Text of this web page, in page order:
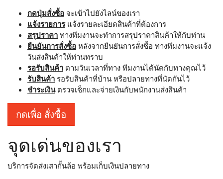
กดปุ่มสั่งซื้อ จะเข้าไปยังไลน์ของเรา
แจ้งรายการแจ้งรายละเอียดสินค้าที่ต้องการ
สรุปราคา ทางทีมงานจะทำการสรุปราคาสินค้าให้กับท่าน
ยืนยันการสั่งซื้อ หลังจากยืนยันการสั่งซื้อ ทางทีมงานจะแจ้ง
วันส่งสินค้าให้ท่านทราบ
รอรับสินค้า ตามวันเวลาที่ทาง ทีมงานได้นัดกับทางคุณไว้
รับสินค้า รอรับสินค้าที่บ้าน หรือปลายทางที่นัดกันไว้
ชำระเงินตรวจเช็กและจ่ายเงินกับพนักงานส่งสินค้า
กดเพื่อ สั่งซื้อ
จุดเด่นของเรา
บริการจัดส่งเสากั้นล้อ พร้อมเก็บเงินปลายทาง